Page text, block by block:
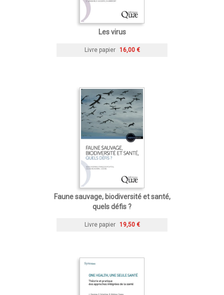
Les virus
Livre papier 16,00 €
Faune sauvage, biodiversité et santé,
quels défis ?
Livre papier 19,50 €